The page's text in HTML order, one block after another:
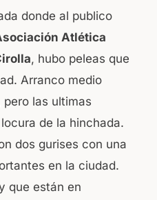
donde al publico
Atlética
, hubo peleas que
Arranco medio
las ultimas
de la hinchada.
dos gurises con una
en la ciudad.
que están en